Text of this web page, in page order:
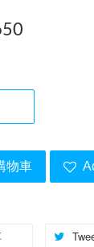
物車